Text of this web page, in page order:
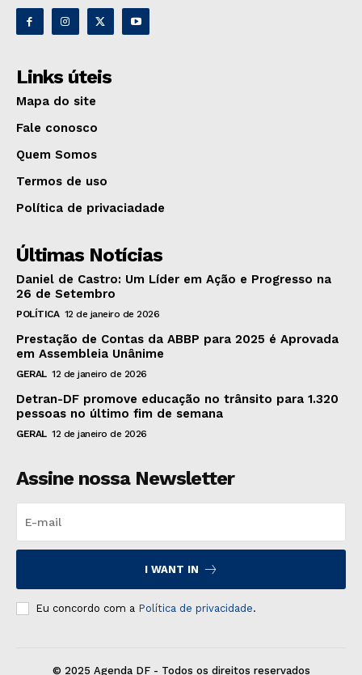
Links úteis
Mapa do site
Fale conosco
Quem Somos
Termos de uso
Política de privaciadade
Últimas Notícias
Daniel de Castro: Um Líder em Ação e Progresso na
26 de Setembro
POLÍTICA 12 de janeiro de 2026
Prestação de Contas da ABBP para 2025 é Aprovada
em Assembleia Unânime
GERAL 12 de janeiro de 2026
Detran-DF promove educação no trânsito para 1.320
pessoas no último fim de semana
GERAL 12 de janeiro de 2026
Assine nossa Newsletter
I WANT IN
Eu concordo com a Política de privacidade.
© 2025 Agenda DF - Todos os direitos reservados